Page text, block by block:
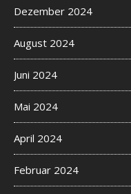
Dezember 2024
August 2024
Juni 2024
Mai 2024
April 2024
Februar 2024